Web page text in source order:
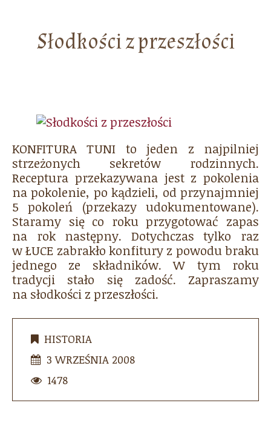
Słodkości z przeszłości
KONFITURA TUNI to jeden z najpilniej
strzeżonych sekretów rodzinnych.
Receptura przekazywana jest z pokolenia
na pokolenie, po kądzieli, od przynajmniej
5 pokoleń (przekazy udokumentowane).
Staramy się co roku przygotować zapas
na rok następny. Dotychczas tylko raz
w ŁUCE zabrakło konfitury z powodu braku
jednego ze składników. W tym roku
tradycji stało się zadość. Zapraszamy
na słodkości z przeszłości.
HISTORIA
3 WRZEŚNIA 2008
1478